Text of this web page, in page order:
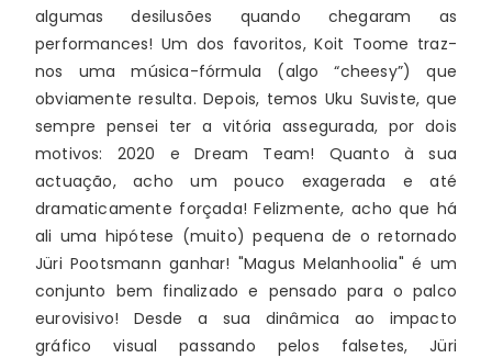
algumas desilusões quando chegaram as
performances! Um dos favoritos, Koit Toome traz-
nos uma música-fórmula (algo “cheesy”) que
obviamente resulta. Depois, temos Uku Suviste, que
sempre pensei ter a vitória assegurada, por dois
motivos: 2020 e Dream Team! Quanto à sua
actuação, acho um pouco exagerada e até
dramaticamente forçada! Felizmente, acho que há
ali uma hipótese (muito) pequena de o retornado
Jüri Pootsmann ganhar! "Magus Melanhoolia" é um
conjunto bem finalizado e pensado para o palco
eurovisivo! Desde a sua dinâmica ao impacto
gráfico visual passando pelos falsetes, Jüri